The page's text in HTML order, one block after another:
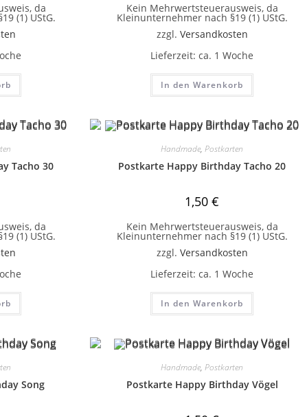
da
(1) UStG.
Kein Mehrwertsteuerausweis, da
Kleinunternehmer nach §19 (1) UStG.
zzgl. Versandkosten
Lieferzeit:ca. 1 Woche
In den Warenkorb
Tacho 30
da
(1) UStG.
Handmade,Postkarten
Postkarte Happy Birthday Tacho 20
1,50€
Kein Mehrwertsteuerausweis, da
Kleinunternehmer nach §19 (1) UStG.
zzgl. Versandkosten
Lieferzeit:ca. 1 Woche
In den Warenkorb
Song
Handmade,Postkarten
Postkarte Happy Birthday Vögel